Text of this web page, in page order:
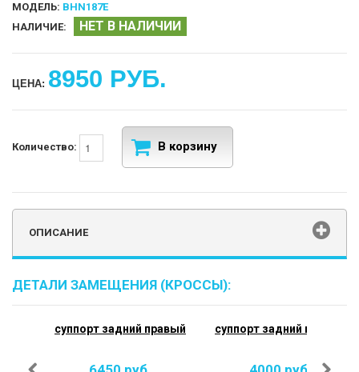
МОДЕЛЬ: BHN187E
НАЛИЧИЕ:
НЕТ В НАЛИЧИИ
ЦЕНА: 8950 РУБ.
Количество: В корзину
ОПИСАНИЕ
ДЕТАЛИ ЗАМЕЩЕНИЯ (КРОССЫ):
суппорт задний правый суппорт задний правый